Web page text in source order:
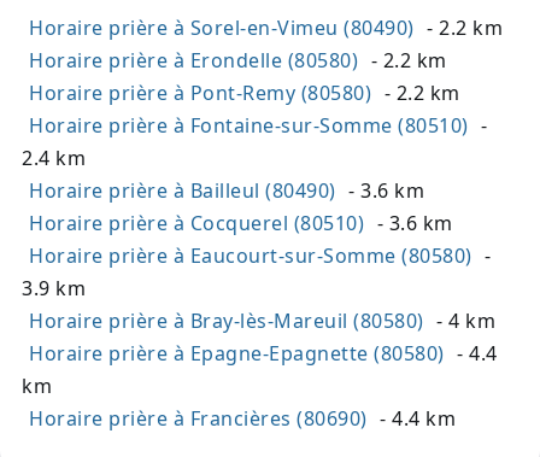
Horaire prière à Sorel-en-Vimeu (80490) - 2.2 km
Horaire prière à Erondelle (80580) - 2.2 km
Horaire prière à Pont-Remy (80580) - 2.2 km
Horaire prière à Fontaine-sur-Somme (80510) -
2.4 km
Horaire prière à Bailleul (80490) - 3.6 km
Horaire prière à Cocquerel (80510) - 3.6 km
Horaire prière à Eaucourt-sur-Somme (80580) -
3.9 km
Horaire prière à Bray-lès-Mareuil (80580) - 4 km
Horaire prière à Epagne-Epagnette (80580) - 4.4
km
Horaire prière à Francières (80690) - 4.4 km